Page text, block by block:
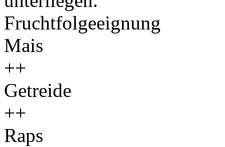
Fruchtfolgeeignung
Mais
++
Getreide
++
Raps